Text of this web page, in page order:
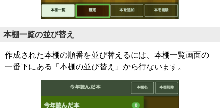
本棚一覧の並び替え
作成された本棚の順番を並び替えるには、本棚一覧画面の
一番下にある「本棚の並び替え」から行ないます。